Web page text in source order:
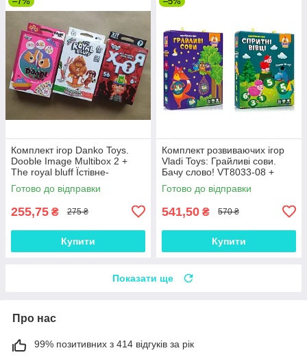
Комплект ігор Danko Toys.
Dooble Image Multibox 2 +
The royal bluff Їстівне-
неїстівне + Хто я?
Готово до відправки
255,75 ₴ 275 ₴
Купити
Комплект розвиваючих ігор
Vladi Toys: Грайливі сови.
Бачу слово! VT8033-08 +
Спритні вівці. Схопи 10-ку!
VT8033-07
Готово до відправки
541,50 ₴ 570 ₴
Купити
Показати ще
Про нас
99% позитивних з 414 відгуків за рік